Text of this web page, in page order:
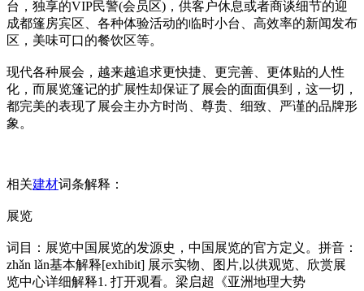
台，独享的VIP民警(会员区)，供客户休息或者商谈细节的迎
成都篷房宾区、各种体验活动的临时小台、高效率的新闻发布
区，美味可口的餐饮区等。
现代各种展会，越来越追求更快捷、更完善、更体贴的人性
化，而展览篷记的扩展性却保证了展会的面面俱到，这一切，
都完美的表现了展会主办方时尚、尊贵、细致、严谨的品牌形
象。
相关建材词条解释：
展览
词目：展览中国展览的发源史，中国展览的官方定义。拼音：
zhǎn lǎn基本解释[exhibit] 展示实物、图片,以供观览、欣赏展
览中心详细解释1. 打开观看。梁启超《亚洲地理大势